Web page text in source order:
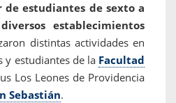
de estudiantes de sexto a
establecimientos
distintas actividades en
y estudiantes de la Facultad
Los Leones de Providencia
Sebastián.